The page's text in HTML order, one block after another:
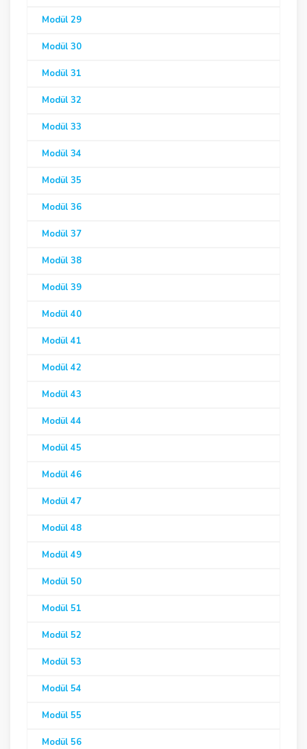
Modül 29
Modül 30
Modül 31
Modül 32
Modül 33
Modül 34
Modül 35
Modül 36
Modül 37
Modül 38
Modül 39
Modül 40
Modül 41
Modül 42
Modül 43
Modül 44
Modül 45
Modül 46
Modül 47
Modül 48
Modül 49
Modül 50
Modül 51
Modül 52
Modül 53
Modül 54
Modül 55
Modül 56